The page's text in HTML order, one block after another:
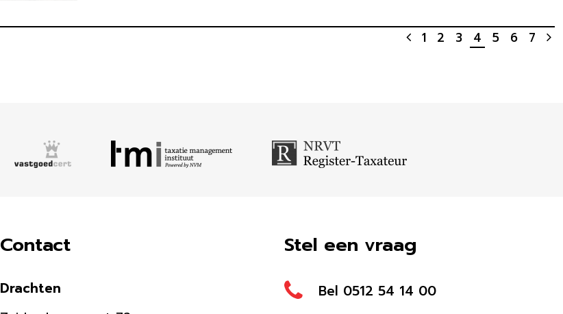
1 2 3 4 5 6 7
Contact
Drachten
Stel een vraag
Bel 0512 54 14 00